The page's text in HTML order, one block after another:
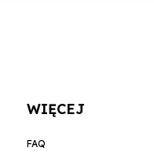
WIĘCEJ
FAQ